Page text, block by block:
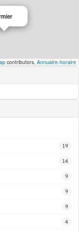
contributors, Annuaire-horaire
19
14
9
9
9
4